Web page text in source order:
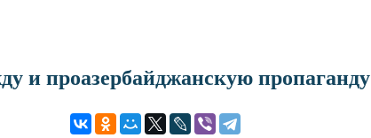
и проазербайджанскую пропаганду